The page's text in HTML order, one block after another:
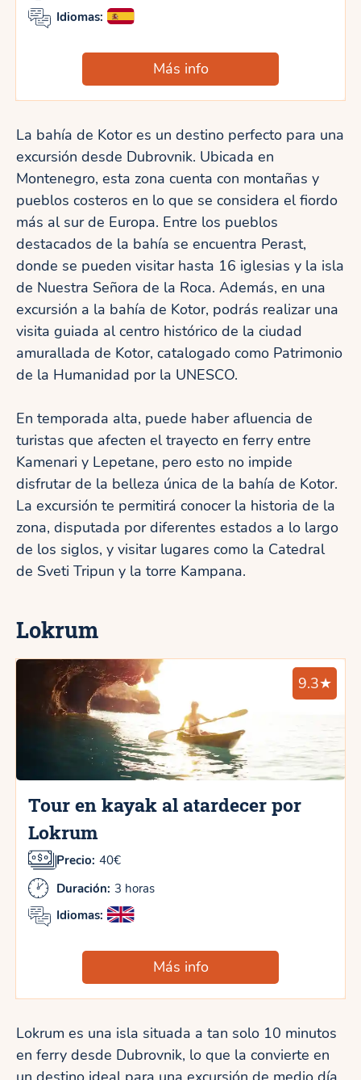
Idiomas:
Más info
La bahía de Kotor es un destino perfecto para una
excursión desde Dubrovnik. Ubicada en
Montenegro, esta zona cuenta con montañas y
pueblos costeros en lo que se considera el fiordo
más al sur de Europa. Entre los pueblos
destacados de la bahía se encuentra Perast,
donde se pueden visitar hasta 16 iglesias y la isla
de Nuestra Señora de la Roca. Además, en una
excursión a la bahía de Kotor, podrás realizar una
visita guiada al centro histórico de la ciudad
amurallada de Kotor, catalogado como Patrimonio
de la Humanidad por la UNESCO.
En temporada alta, puede haber afluencia de
turistas que afecten el trayecto en ferry entre
Kamenari y Lepetane, pero esto no impide
disfrutar de la belleza única de la bahía de Kotor.
La excursión te permitirá conocer la historia de la
zona, disputada por diferentes estados a lo largo
de los siglos, y visitar lugares como la Catedral
de Sveti Tripun y la torre Kampana.
Lokrum
9.3★
Tour en kayak al atardecer por
Lokrum
Precio: 40€
Duración: 3 horas
Idiomas:
Más info
Lokrum es una isla situada a tan solo 10 minutos
en ferry desde Dubrovnik, lo que la convierte en